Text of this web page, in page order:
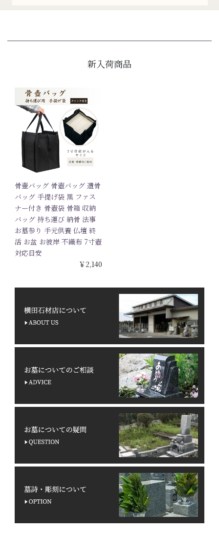
新入荷商品
骨壷バッグ 骨壺バッグ 遺骨
バッグ 手提げ袋 黒 ファス
ナー付き 骨壺袋 骨箱 収納
バッグ 持ち運び 納骨 法事
お墓参り 手元供養 仏壇 終
活 お盆 お彼岸 不織布 7寸壺
対応目安
￥2,140